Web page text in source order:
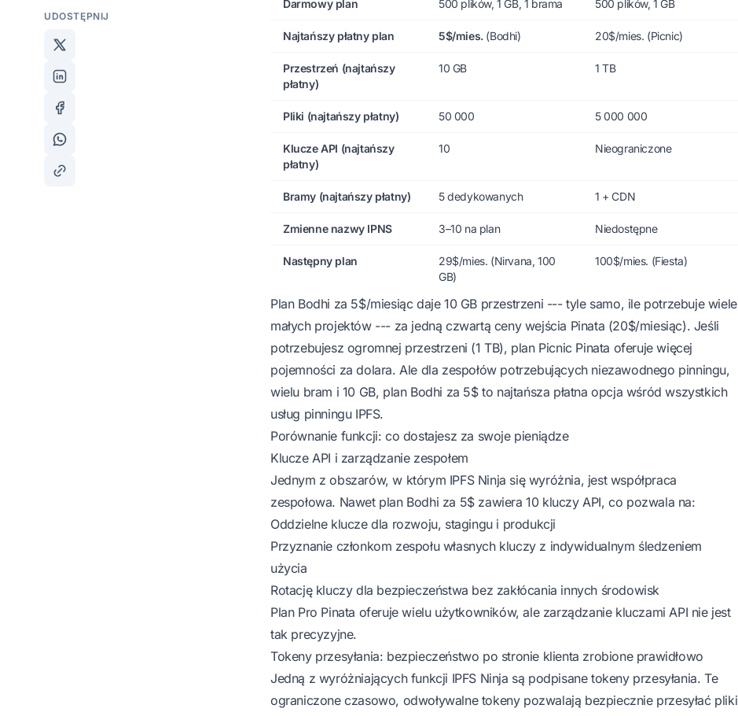
UDOSTĘPNIJ
Darmowy plan 500 plików, 1 GB, 1 brama 500 plików, 1 GB
Najtańszy płatny plan 5$/mies.(Bodhi) 20$/mies. (Picnic)
Przestrzeń (najtańszy
płatny)
10 GB 1 TB
Pliki (najtańszy płatny) 50 000 5 000 000
Klucze API (najtańszy
płatny)
10 Nieograniczone
Bramy (najtańszy płatny) 5 dedykowanych 1 + CDN
Zmienne nazwy IPNS 3–10 na plan Niedostępne
Następny plan
29$/mies. (Nirvana, 100
GB)
100$/mies. (Fiesta)
Plan Bodhi za 5$/miesiąc daje 10 GB przestrzeni --- tyle samo, ile potrzebuje wiele
małych projektów --- za jedną czwartą ceny wejścia Pinata (20$/miesiąc). Jeśli
potrzebujesz ogromnej przestrzeni (1 TB), plan Picnic Pinata oferuje więcej
pojemności za dolara. Ale dla zespołów potrzebujących niezawodnego pinningu,
wielu bram i 10 GB, plan Bodhi za 5$ to najtańsza płatna opcja wśród wszystkich
usług pinningu IPFS.
Porównanie funkcji: co dostajesz za swoje pieniądze
Klucze API i zarządzanie zespołem
Jednym z obszarów, w którym IPFS Ninja się wyróżnia, jest współpraca
zespołowa. Nawet plan Bodhi za 5$ zawiera 10 kluczy API, co pozwala na:
Oddzielne klucze dla rozwoju, stagingu i produkcji
Przyznanie członkom zespołu własnych kluczy z indywidualnym śledzeniem
użycia
Rotację kluczy dla bezpieczeństwa bez zakłócania innych środowisk
Plan Pro Pinata oferuje wielu użytkowników, ale zarządzanie kluczami API nie jest
tak precyzyjne.
Tokeny przesyłania: bezpieczeństwo po stronie klienta zrobione prawidłowo
Jedną z wyróżniających funkcji IPFS Ninja są podpisane tokeny przesyłania. Te
ograniczone czasowo, odwoływalne tokeny pozwalają bezpiecznie przesyłać pliki